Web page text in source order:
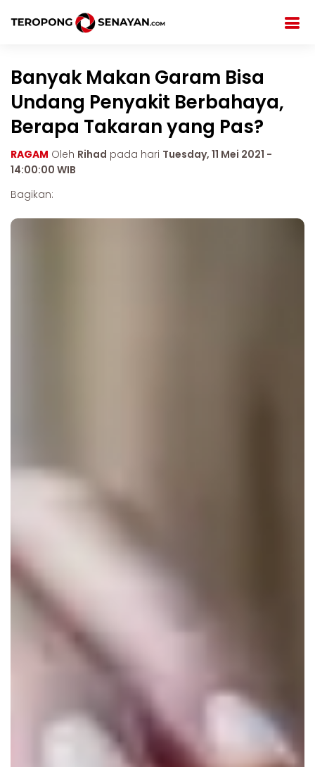
Banyak Makan Garam Bisa
Undang Penyakit Berbahaya,
Berapa Takaran yang Pas?
RAGAM Oleh Rihad pada hari Tuesday, 11 Mei 2021 -
14:00:00 WIB
Bagikan: